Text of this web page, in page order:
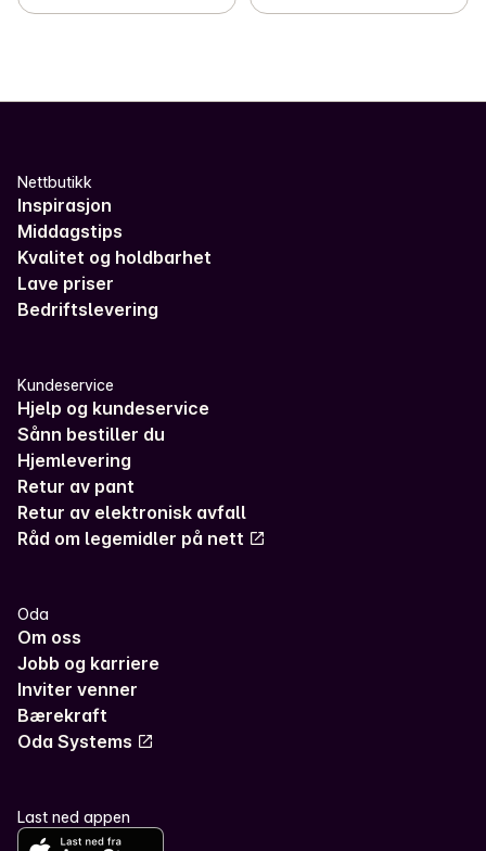
Nettbutikk
Inspirasjon
Middagstips
Kvalitet og holdbarhet
Lave priser
Bedriftslevering
Kundeservice
Hjelp og kundeservice
Sånn bestiller du
Hjemlevering
Retur av pant
Retur av elektronisk avfall
Råd om legemidler på nett
Oda
Om oss
Jobb og karriere
Inviter venner
Bærekraft
Oda Systems
Last ned appen